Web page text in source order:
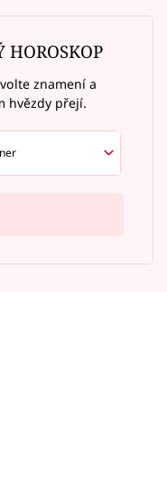
HOROSKOP
znamení a
hvězdy přejí.